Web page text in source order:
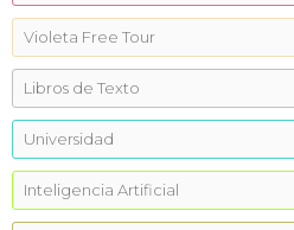
Violeta Free Tour
Libros de Texto
Universidad
Inteligencia Artificial